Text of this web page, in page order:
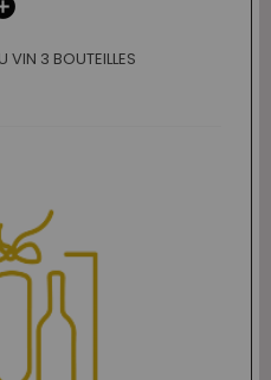
VIN 3 BOUTEILLES